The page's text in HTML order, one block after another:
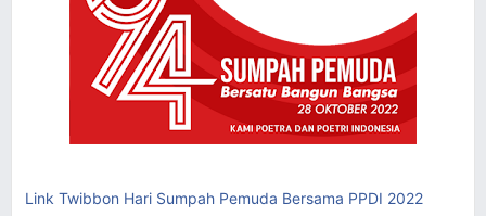
Link Twibbon Hari Sumpah Pemuda Bersama PPDI 2022